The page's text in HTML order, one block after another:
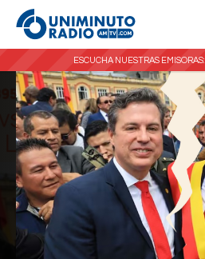
ESCUCHA NUESTRAS EMISORAS: